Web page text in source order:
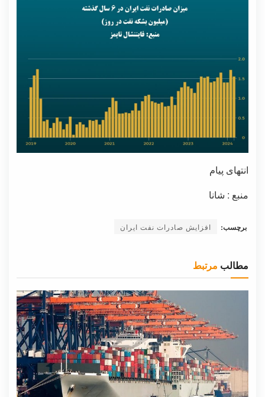
انتهای پیام
منبع : شانا
برچسب: افزایش صادرات نفت ایران
مطالب مرتبط